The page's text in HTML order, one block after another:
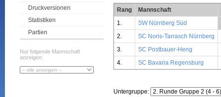
Druckversionen
Statistiken
Partien
Nur folgende Mannschaft
anzeigen:
Rang Mannschaft
1.
SW Nürnberg Süd
2.
SC Noris-Tarrasch Nürnberg
3.
SC Postbauer-Heng
4.
SC Bavaria Regensburg
Untergruppe: